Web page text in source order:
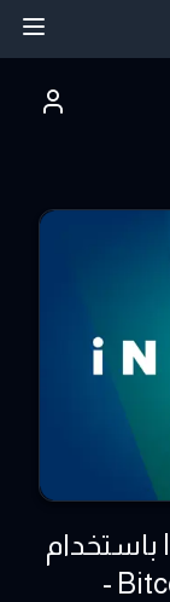
اشتر بطاقات هدايا IndieFlix باستخدام
العملات الرقمية ,Bitcoin ,USDT -